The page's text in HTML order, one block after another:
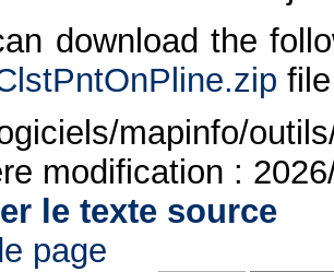
download the
file
mapinfo/
modification :
le texte source
page